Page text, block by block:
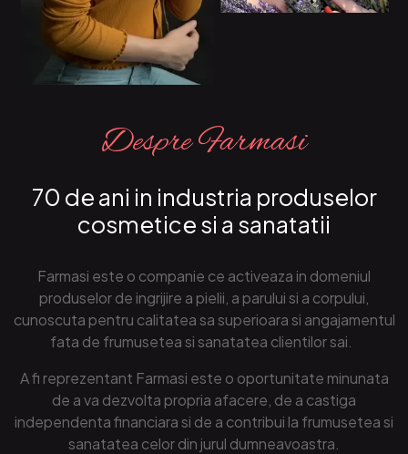
Despre Farmasi
70 de ani in industria produselor
cosmetice si a sanatatii
Farmasi este o companie ce activeaza in domeniul
produselor de ingrijire a pielii, a parului si a corpului,
cunoscuta pentru calitatea sa superioara si angajamentul
fata de frumusetea si sanatatea clientilor sai.
A fi reprezentant Farmasi este o oportunitate minunata
de a va dezvolta propria afacere, de a castiga
independenta financiara si de a contribui la frumusetea si
sanatatea celor din jurul dumneavoastra.